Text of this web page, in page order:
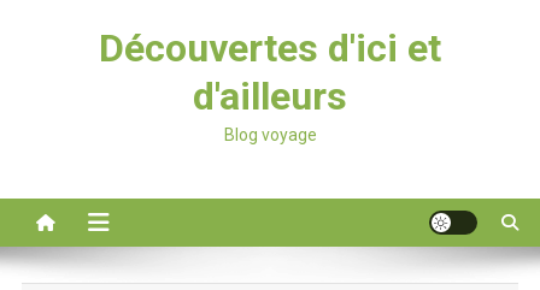
Découvertes d'ici et
d'ailleurs
Blog voyage